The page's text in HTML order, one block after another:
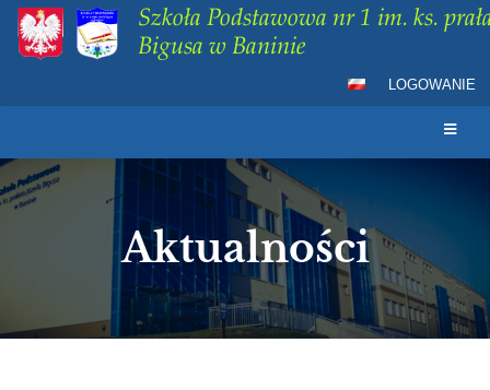
Szkoła Podstawowa nr 1 im. ks.
Bigusa w Baninie
LOGOWANIE
Aktualności